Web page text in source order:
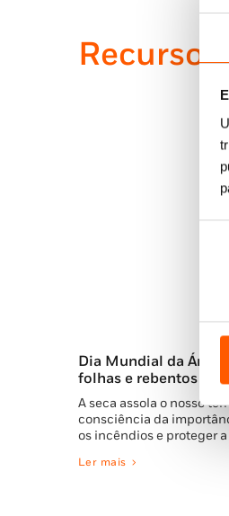
Dia Mundial da
folhas e rebentos
A seca assola o nosso
consciência da
os incêndios e proteger
Ler mais